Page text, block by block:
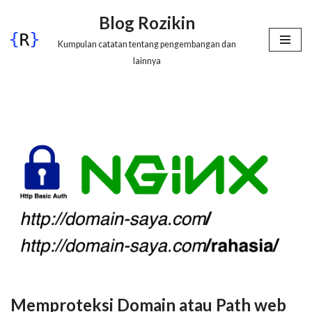
Lompat
Blog Rozikin
Kumpulan catatan tentang pengembangan dan
lainnya
Memproteksi Domain atau Path web